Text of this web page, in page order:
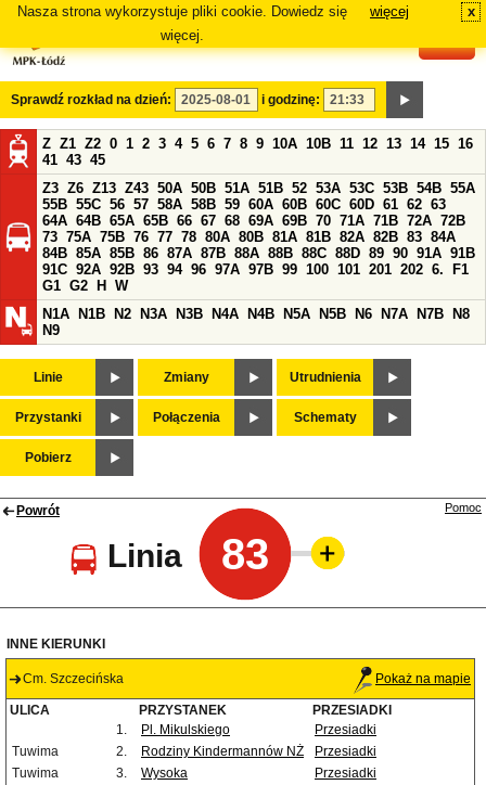
Nasza strona wykorzystuje pliki cookie. Dowiedz się
więcej.
więcej x
Sprawdź rozkład na dzień: i godzinę:
Z Z1 Z2 0 1 2 3 4 5 6 7 8 9 10A 10B 11 12 13 14 15 16
41 43 45
Z3 Z6 Z13 Z43 50A 50B 51A 51B 52 53A 53C 53B 54B 55A
55B 55C 56 57 58A 58B 59 60A 60B 60C 60D 61 62 63
64A 64B 65A 65B 66 67 68 69A 69B 70 71A 71B 72A 72B
73 75A 75B 76 77 78 80A 80B 81A 81B 82A 82B 83 84A
84B 85A 85B 86 87A 87B 88A 88B 88C 88D 89 90 91A 91B
91C 92A 92B 93 94 96 97A 97B 99 100 101 201 202 6.
F1
G1 G2 H
W
N1A
N1B N2 N3A N3B N4A N4B N5A N5B N6 N7A N7B
N8
N9
Linie Zmiany Utrudnienia
Przystanki Połączenia Schematy
Pobierz
Powrót
Linia 83
Pomoc
INNE KIERUNKI
Cm. Szczecińska Pokaż na mapie
ULICA PRZYSTANEK
PRZESIADKI
1.
Pl. Mikulskiego
Przesiadki
Tuwima
2. Rodziny Kindermannów NŻ
Przesiadki
Tuwima
3. Wysoka
Przesiadki